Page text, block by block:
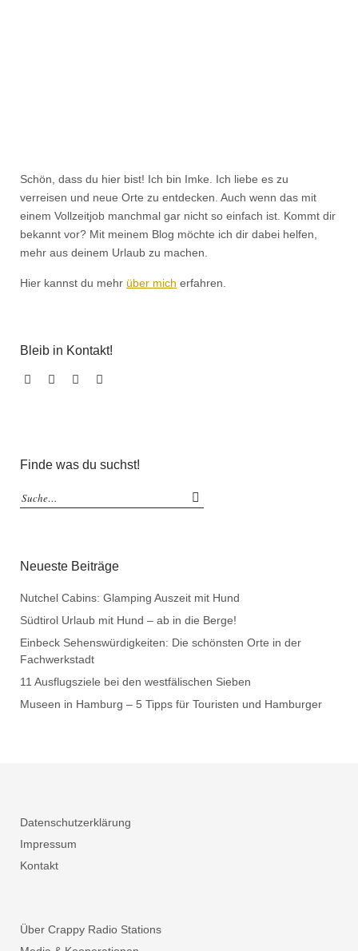
Schön, dass du hier bist! Ich bin Imke. Ich liebe es zu
verreisen und neue Orte zu entdecken. Auch wenn das mit
einem Vollzeitjob manchmal gar nicht so einfach ist. Kommt dir
bekannt vor? Mit meinem Blog möchte ich dir dabei helfen,
mehr aus deinem Urlaub zu machen.
Hier kannst du mehr über mich erfahren.
Bleib in Kontakt!
Finde was du suchst!
Neueste Beiträge
Nutchel Cabins: Glamping Auszeit mit Hund
Südtirol Urlaub mit Hund – ab in die Berge!
Einbeck Sehenswürdigkeiten: Die schönsten Orte in der
Fachwerkstadt
11 Ausflugsziele bei den westfälischen Sieben
Museen in Hamburg – 5 Tipps für Touristen und Hamburger
Datenschutzerklärung
Impressum
Kontakt
Über Crappy Radio Stations